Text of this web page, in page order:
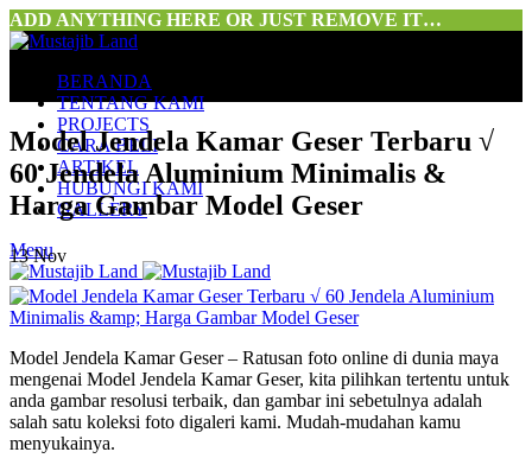
ADD ANYTHING HERE OR JUST REMOVE IT…
BERANDA
TENTANG KAMI
PROJECTS
CARA BELI
ARTIKEL
HUBUNGI KAMI
GALLERY
Menu
Model Jendela Kamar Geser Terbaru √
60 Jendela Aluminium Minimalis &
Harga Gambar Model Geser
13Nov
Model Jendela Kamar Geser – Ratusan foto online di dunia maya
mengenai Model Jendela Kamar Geser, kita pilihkan tertentu untuk
anda gambar resolusi terbaik, dan gambar ini sebetulnya adalah
salah satu koleksi foto digaleri kami. Mudah-mudahan kamu
menyukainya.